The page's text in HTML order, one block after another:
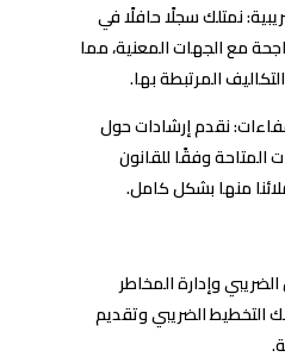
نمتلك سجلًا حافلًا في
مع الجهات المعنية، مما
المرتبطة بها.
نقدم إرشادات حول
المتاحة وفقًا للقانون
منها بشكل كامل.
وإدارة المخاطر
التخطيط الضريبي وتقديم